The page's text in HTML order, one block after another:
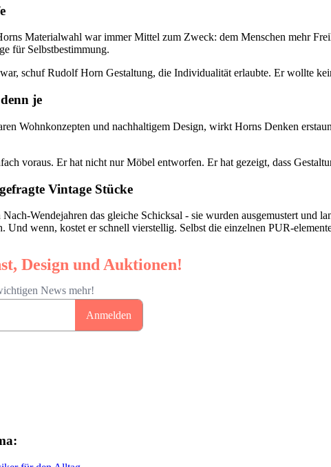
Materialwahl war immer Mittel zum Zweck: dem Menschen mehr
für Selbstbestimmung.
schuf Rudolf Horn Gestaltung, die Individualität erlaubte. Er wollte
je
Wohnkonzepten und nachhaltigem Design, wirkt Horns Denken
voraus. Er hat nicht nur Möbel entworfen. Er hat gezeigt, dass
Vintage Stücke
Wendejahren das gleiche Schicksal - sie wurden ausgemustert und
Und wenn, kostet er schnell vierstellig. Selbst die einzelnen PUR-